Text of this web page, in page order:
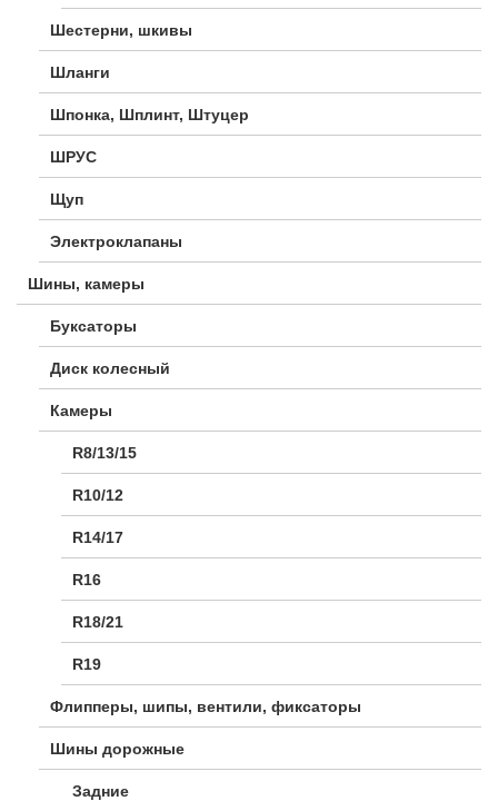
Шестерни, шкивы
Шланги
Шпонка, Шплинт, Штуцер
ШРУС
Щуп
Электроклапаны
Шины, камеры
Буксаторы
Диск колесный
Камеры
R8/13/15
R10/12
R14/17
R16
R18/21
R19
Флипперы, шипы, вентили, фиксаторы
Шины дорожные
Задние